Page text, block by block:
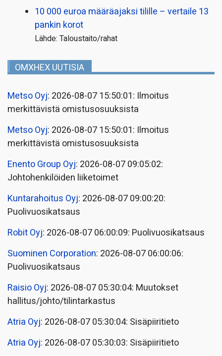
10 000 euroa määräajaksi tilille – vertaile 13
pankin korot
Lähde: Taloustaito/rahat
OMXHEX UUTISIA
Metso Oyj: 2026-08-07 15:50:01: Ilmoitus
merkittävistä omistusosuuksista
Metso Oyj: 2026-08-07 15:50:01: Ilmoitus
merkittävistä omistusosuuksista
Enento Group Oyj: 2026-08-07 09:05:02:
Johtohenkilöiden liiketoimet
Kuntarahoitus Oyj: 2026-08-07 09:00:20:
Puolivuosikatsaus
Robit Oyj: 2026-08-07 06:00:09: Puolivuosikatsaus
Suominen Corporation: 2026-08-07 06:00:06:
Puolivuosikatsaus
Raisio Oyj: 2026-08-07 05:30:04: Muutokset
hallitus/johto/tilintarkastus
Atria Oyj: 2026-08-07 05:30:04: Sisäpiiritieto
Atria Oyj: 2026-08-07 05:30:03: Sisäpiiritieto